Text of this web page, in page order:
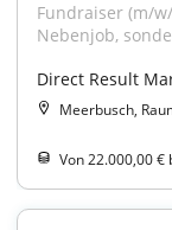
Fundraiser (m/
Nebenjob,
Direct Result
Meerbusch,
Von 22.000,00 €